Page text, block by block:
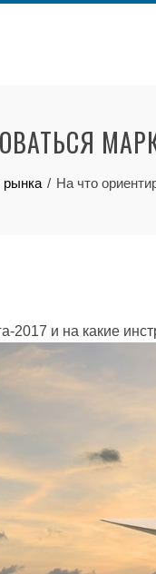
рынка На что
2017 и на какие